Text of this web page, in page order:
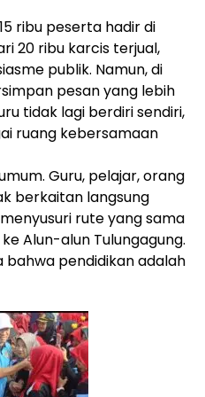
ribu peserta hadir di
20 ribu karcis terjual,
publik. Namun, di
pesan yang lebih
tidak lagi berdiri sendiri,
ruang kebersamaan
Guru, pelajar, orang
berkaitan langsung
rute yang sama
Alun-alun Tulungagung.
bahwa pendidikan adalah